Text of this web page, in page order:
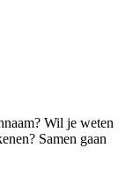
Wil je weten
Samen gaan